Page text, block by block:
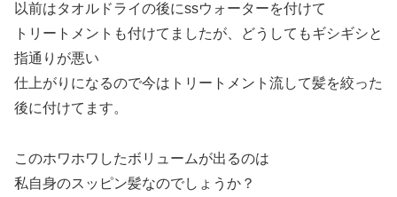
以前はタオルドライの後にssウォーターを付けて
トリートメントも付けてましたが、どうしてもギシギシと
指通りが悪い
仕上がりになるので今はトリートメント流して髪を絞った
後に付けてます。
このホワホワしたボリュームが出るのは
私自身のスッピン髪なのでしょうか？